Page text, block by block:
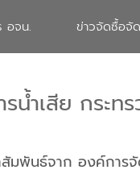
อจน. ข่าวจัดซื้อจั
น้ำเสีย กระท
สัมพันธ์จาก องค์การ